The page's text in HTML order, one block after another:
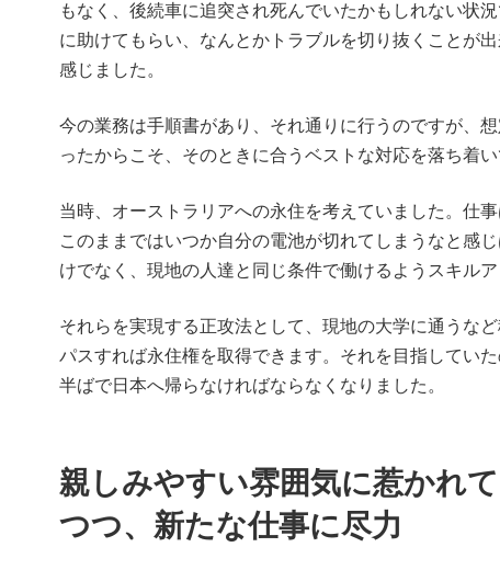
もなく、後続車に追突され死んでいたかもしれない状
に助けてもらい、なんとかトラブルを切り抜くことが
感じました。
今の業務は手順書があり、それ通りに行うのですが、
ったからこそ、そのときに合うベストな対応を落ち着
当時、オーストラリアへの永住を考えていました。仕
このままではいつか自分の電池が切れてしまうなと感
けでなく、現地の人達と同じ条件で働けるようスキルア
それらを実現する正攻法として、現地の大学に通うな
パスすれば永住権を取得できます。それを目指してい
半ばで日本へ帰らなければならなくなりました。
親しみやすい雰囲気に惹かれ
つつ、新たな仕事に尽力